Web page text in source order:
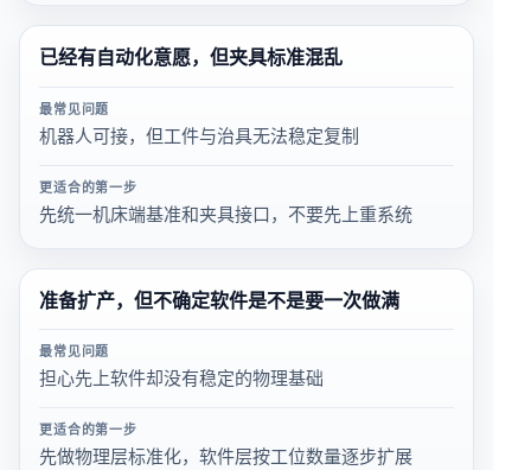
已经有自动化意愿，但夹具标准混乱
最常见问题
机器人可接，但工件与治具无法稳定复制
更适合的第一步
先统一机床端基准和夹具接口，不要先上重系统
准备扩产，但不确定软件是不是要一次做满
最常见问题
担心先上软件却没有稳定的物理基础
更适合的第一步
先做物理层标准化，软件层按工位数量逐步扩展